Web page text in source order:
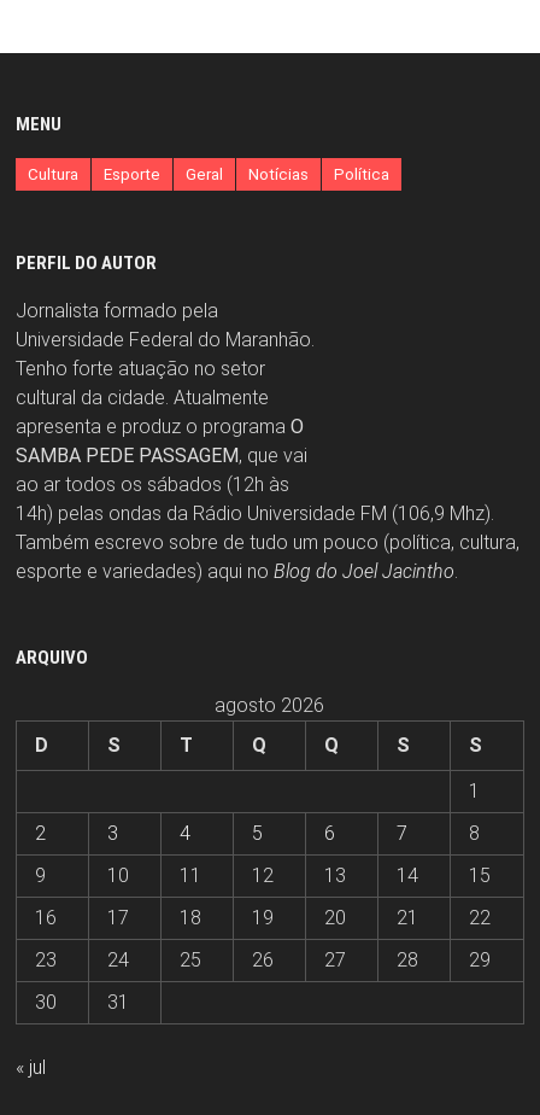
MENU
Cultura Esporte Geral Notícias Política
PERFIL DO AUTOR
Jornalista formado pela
Universidade Federal do Maranhão.
Tenho forte atuação no setor
cultural da cidade. Atualmente
apresenta e produz o programa O
SAMBA PEDE PASSAGEM, que vai
ao ar todos os sábados (12h às
14h) pelas ondas da Rádio Universidade FM (106,9 Mhz).
Também escrevo sobre de tudo um pouco (política, cultura,
esporte e variedades) aqui no Blog do Joel Jacintho.
ARQUIVO
agosto 2026
D
S T Q Q S
S
1
2
3 4 5 6 7
8
9
10 11 12 13 14
15
16
17 18 19 20 21
22
23
24 25 26 27 28
29
30
31
« jul